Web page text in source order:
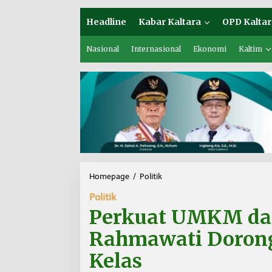
Headline Kabar Kaltara OPD
Nasional Internasional Ekonomi Kaltim
Homepage / Politik
k
u
t
Politik
Perkuat UMKM
Rahmawati
Kelas